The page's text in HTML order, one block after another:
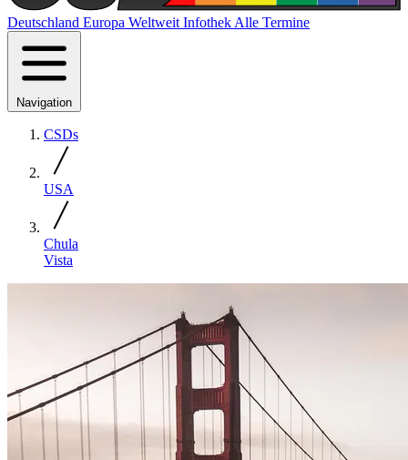
Deutschland Europa Weltweit Infothek Alle Termine
Navigation
CSDs
USA
Chula
Vista